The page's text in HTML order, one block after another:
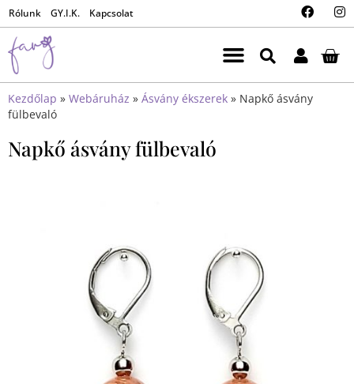
Rólunk GY.I.K. Kapcsolat
Kezdőlap » Webáruház » Ásvány ékszerek » Napkő ásvány
fülbevaló
Napkő ásvány fülbevaló